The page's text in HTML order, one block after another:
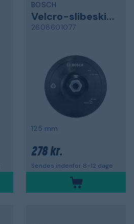
BOSCH
Velcro-slibeskive
2608601077
125 mm
278 kr.
Sendes indenfor 8-12 dage